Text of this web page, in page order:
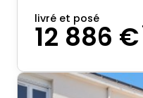
livré et posé
12 886